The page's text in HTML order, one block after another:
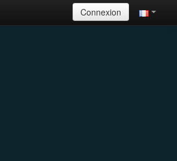
Connexion